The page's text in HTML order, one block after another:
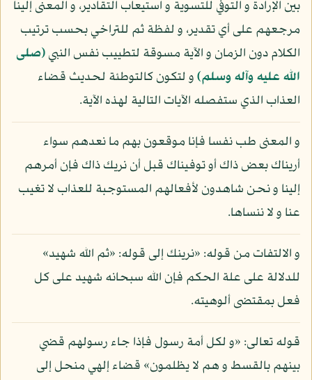
بين الإرادة و التوفي للتسوية و استيعاب التقادير، و المعنى إلينا
مرجعهم على أي تقدير، و لفظة ثم للتراخي بحسب ترتيب
الكلام دون الزمان و الآية مسوقة لتطييب نفس النبي(صلى
الله عليه وآله وسلم)و لتكون كالتوطئة لحديث قضاء
العذاب الذي ستفصله الآيات التالية لهذه الآية.
و المعنى طب نفسا فإنا موقعون بهم ما نعدهم سواء
أريناك بعض ذاك أو توفيناك قبل أن نريك ذاك فإن أمرهم
إلينا و نحن شاهدون لأفعالهم المستوجبة للعذاب لا تغيب
عنا و لا ننساها.
و الالتفات من قوله: «نرينك إلى قوله: «ثم الله شهيد»
للدلالة على علة الحكم فإن الله سبحانه شهيد على كل
فعل بمقتضى ألوهيته.
قوله تعالى: «و لكل أمة رسول فإذا جاء رسولهم قضي
بينهم بالقسط و هم لا يظلمون» قضاء إلهي منحل إلى